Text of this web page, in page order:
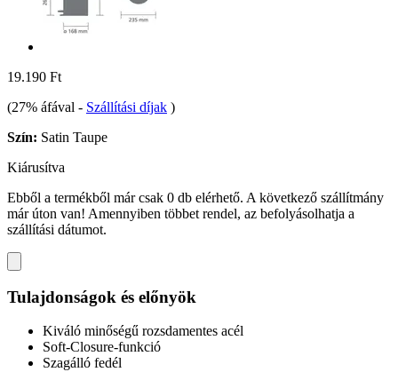
19.190 Ft
(27% áfával - Szállítási díjak )
Szín: Satin Taupe
Kiárusítva
Ebből a termékből már csak 0 db elérhető. A következő szállítmány
már úton van! Amennyiben többet rendel, az befolyásolhatja a
szállítási dátumot.
Tulajdonságok és előnyök
Kiváló minőségű rozsdamentes acél
Soft-Closure-funkció
Szagálló fedél